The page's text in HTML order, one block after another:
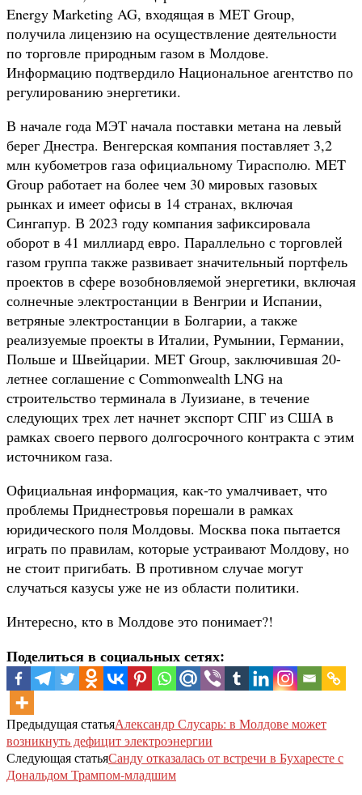
Energy Marketing AG, входящая в MET Group,
получила лицензию на осуществление деятельности
по торговле природным газом в Молдове.
Информацию подтвердило Национальное агентство по
регулированию энергетики.
В начале года МЭТ начала поставки метана на левый
берег Днестра. Венгерская компания поставляет 3,2
млн кубометров газа официальному Тирасполю. MET
Group работает на более чем 30 мировых газовых
рынках и имеет офисы в 14 странах, включая
Сингапур. В 2023 году компания зафиксировала
оборот в 41 миллиард евро. Параллельно с торговлей
газом группа также развивает значительный портфель
проектов в сфере возобновляемой энергетики, включая
солнечные электростанции в Венгрии и Испании,
ветряные электростанции в Болгарии, а также
реализуемые проекты в Италии, Румынии, Германии,
Польше и Швейцарии. MET Group, заключившая 20-
летнее соглашение с Commonwealth LNG на
строительство терминала в Луизиане, в течение
следующих трех лет начнет экспорт СПГ из США в
рамках своего первого долгосрочного контракта с этим
источником газа.
Официальная информация, как-то умалчивает, что
проблемы Приднестровья порешали в рамках
юридического поля Молдовы. Москва пока пытается
играть по правилам, которые устраивают Молдову, но
не стоит пригибать. В противном случае могут
случаться казусы уже не из области политики.
Интересно, кто в Молдове это понимает?!
Поделиться в социальных сетях:
Предыдущая статьяАлександр Слусарь: в Молдове может
возникнуть дефицит электроэнергии
Следующая статьяСанду отказалась от встречи в Бухаресте с
Дональдом Трампом-младшим